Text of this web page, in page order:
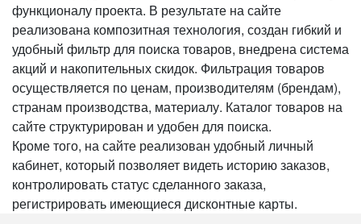
функционалу проекта. В результате на сайте
реализована композитная технология, создан гибкий и
удобный фильтр для поиска товаров, внедрена система
акций и накопительных скидок. Фильтрация товаров
осуществляется по ценам, производителям (брендам),
странам производства, материалу. Каталог товаров на
сайте структурирован и удобен для поиска.
Кроме того, на сайте реализован удобный личный
кабинет, который позволяет видеть историю заказов,
контролировать статус сделанного заказа,
регистрировать имеющиеся дисконтные карты.